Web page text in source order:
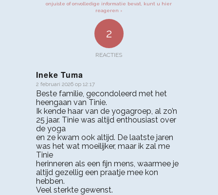
onjuiste of onvolledige informatie bevat, kunt u hier
reageren ›
2
REACTIES
Ineke Tuma
zegt:
2 februari 2026 op 12:17
Beste familie, gecondoleerd met het
heengaan van Tinie.
Ik kende haar van de yogagroep, al zo’n
25 jaar. Tinie was altijd enthousiast over
de yoga
en ze kwam ook altijd. De laatste jaren
was het wat moeilijker, maar ik zal me
Tinie
herinneren als een fijn mens, waarmee je
altijd gezellig een praatje mee kon
hebben.
Veel sterkte gewenst.